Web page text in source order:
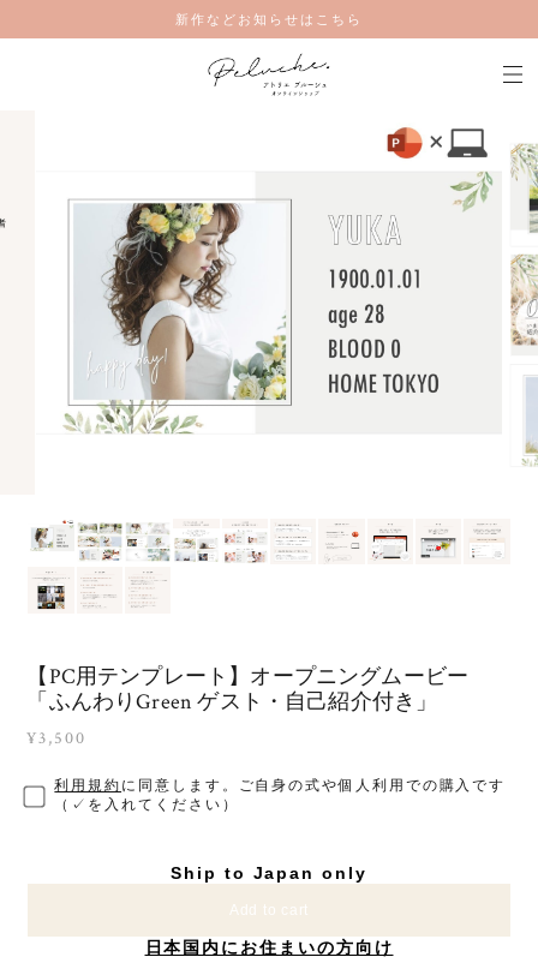
新作などお知らせはこちら
【PC用テンプレート】オープニングムービー
「ふんわりGreen ゲスト・自己紹介付き」
¥3,500
利用規約 に同意します。ご自身の式や個人利用での購入です
（✓を入れてください）
Ship to Japan only
Add to cart
日本国内にお住まいの方向け